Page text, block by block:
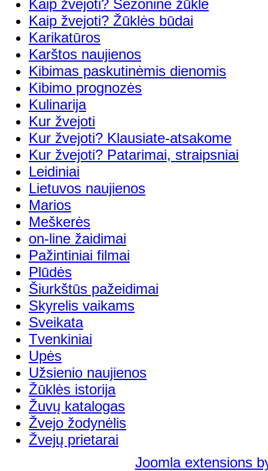
Kaip žvejoti? Sezoninė žūklė
Kaip žvejoti? Žūklės būdai
Karikatūros
Karštos naujienos
Kibimas paskutinėmis dienomis
Kibimo prognozės
Kulinarija
Kur žvejoti
Kur žvejoti? Klausiate-atsakome
Kur žvejoti? Patarimai, straipsniai
Leidiniai
Lietuvos naujienos
Marios
Meškerės
on-line žaidimai
Pažintiniai filmai
Plūdės
Šiurkštūs pažeidimai
Skyrelis vaikams
Sveikata
Tvenkiniai
Upės
Užsienio naujienos
Žūklės istorija
Žuvų katalogas
Žvejo žodynėlis
Žvejų prietarai
Joomla extensions